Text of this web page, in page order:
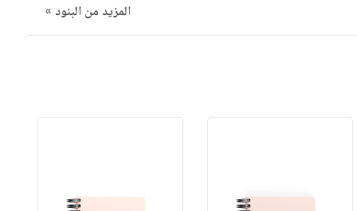
المزيد من البنود »